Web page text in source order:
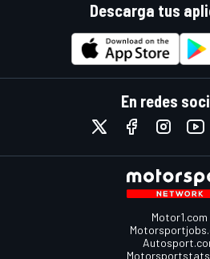
Descarga tus
En redes
Motor1.com